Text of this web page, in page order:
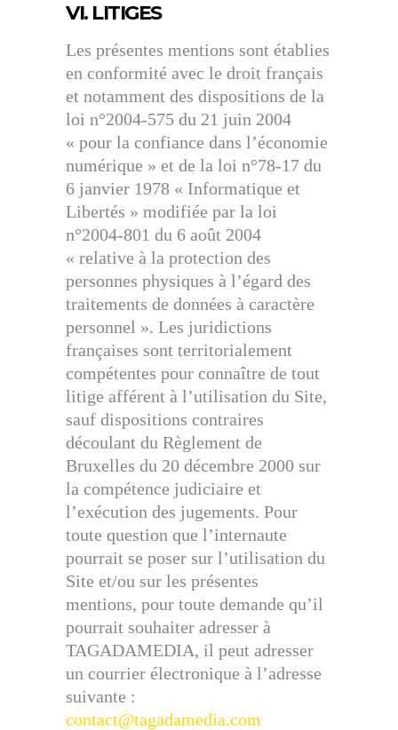
VI. LITIGES
Les présentes mentions sont établies
en conformité avec le droit français
et notamment des dispositions de la
loi n°2004-575 du 21 juin 2004
« pour la confiance dans l’économie
numérique » et de la loi n°78-17 du
6 janvier 1978 « Informatique et
Libertés » modifiée par la loi
n°2004-801 du 6 août 2004
« relative à la protection des
personnes physiques à l’égard des
traitements de données à caractère
personnel ». Les juridictions
françaises sont territorialement
compétentes pour connaître de tout
litige afférent à l’utilisation du Site,
sauf dispositions contraires
découlant du Règlement de
Bruxelles du 20 décembre 2000 sur
la compétence judiciaire et
l’exécution des jugements. Pour
toute question que l’internaute
pourrait se poser sur l’utilisation du
Site et/ou sur les présentes
mentions, pour toute demande qu’il
pourrait souhaiter adresser à
TAGADAMEDIA, il peut adresser
un courrier électronique à l’adresse
suivante :
contact@tagadamedia.com